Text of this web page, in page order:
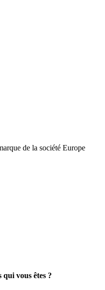
de la société Europe
qui vous êtes ?